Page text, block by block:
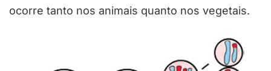
ocorre tanto nos animais quanto nos vegetais.